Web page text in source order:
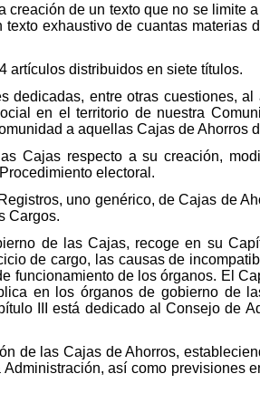
creación de un texto que no se limite
exhaustivo de cuantas materias
artículos distribuidos en siete títulos.
dedicadas, entre otras cuestiones,
en el territorio de nuestra
a aquellas Cajas de Ahorros
Cajas respecto a su creación,
electoral.
uno genérico, de Cajas de
Cargos.
de las Cajas, recoge en su
de cargo, las causas de
funcionamiento de los órganos. El
en los órganos de gobierno de
III está dedicado al Consejo de
de las Cajas de Ahorros,
así como previsiones